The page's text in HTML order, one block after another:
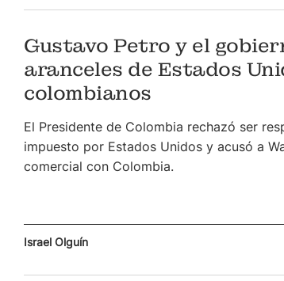
Gustavo Petro y el
aranceles de Estados
colombianos
El Presidente de Colombia rechazó ser
impuesto por Estados Unidos y acusó a
comercial con Colombia.
Israel Olguín